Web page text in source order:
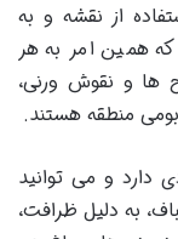
از نقشه و به
همین امر به هر
ها و نقوش ورنی،
منطقه هستند.
دارد و می توانید
به دلیل ظرافت،